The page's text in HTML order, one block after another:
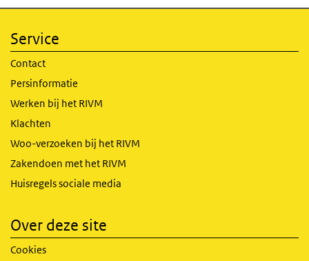
Service
Contact
Persinformatie
Werken bij het RIVM
Klachten
Woo-verzoeken bij het RIVM
Zakendoen met het RIVM
Huisregels sociale media
Over deze site
Cookies